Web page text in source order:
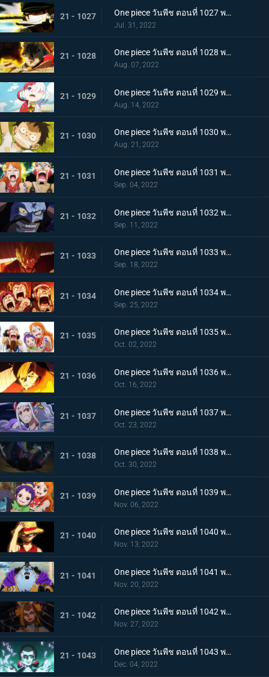
21 - 1027 One piece วันพีช ตอนที่ 1027 พากย์ไทย ปกป้องลูฟี่ไว้! วิชาดาบของโซโลกับลอว์
Jul. 31, 2022
21 - 1028 One piece วันพีช ตอนที่ 1028 พากย์ไทย ก้ามข้ามสี่จักรพรรดิสิ หมัดเหล็กโต้กลับของลูฟี่
Aug. 07, 2022
21 - 1029 One piece วันพีช ตอนที่ 1029 พากย์ไทย ความทรงจำลางเลือน ลูฟี่กับอูตะลูกสาวของผมแดง
Aug. 14, 2022
21 - 1030 One piece วันพีช ตอนที่ 1030 พากย์ไทย คำสาบานต่อยุคสมัยใหม่! ลูฟี่กับอูตะ
Aug. 21, 2022
21 - 1031 One piece วันพีช ตอนที่ 1031 พากย์ไทย นามิตะโกนสุดเสียง เดธเรซแบบจนตรอก
Sep. 04, 2022
21 - 1032 One piece วันพีช ตอนที่ 1032 พากย์ไทย รุ่งอรุณของแคว้นวะ ทุกด้านประจันหน้าสุดเดือด
Sep. 11, 2022
21 - 1033 One piece วันพีช ตอนที่ 1033 พากย์ไทย ชี้ขาด หมัดราชันย์เร่งความเร็วของลูฟี่
Sep. 18, 2022
21 - 1034 One piece วันพีช ตอนที่ 1034 พากย์ไทย ลูฟี่พ่ายแพ้! กลุ่มหมวกฟางตกที่นั่งลำบาก
Sep. 25, 2022
21 - 1035 One piece วันพีช ตอนที่ 1035 พากย์ไทย ร้อยอสูรเหยียบย่ำ สิ้นสมัยตระกูลโคสึกิ
Oct. 02, 2022
21 - 1036 One piece วันพีช ตอนที่ 1036 พากย์ไทย ต่อต้านคืนมืดมิด โชกุนใหญ่แคว้นวะกู่ก้อง
Oct. 16, 2022
21 - 1037 One piece วันพีช ตอนที่ 1037 พากย์ไทย เชื่อในลูฟี่สิ! พันธมิตรเปิดฉากโต้กลับ
Oct. 23, 2022
21 - 1038 One piece วันพีช ตอนที่ 1038 พากย์ไทย ท่าไม้ตายของนามิ! ศึกเสี่ยงตายของโอทามะ
Oct. 30, 2022
21 - 1039 One piece วันพีช ตอนที่ 1039 พากย์ไทย พวกพ้องเพิ่มพรวด กลุ่มหมวกฟางโต้กลับ
Nov. 06, 2022
21 - 1040 One piece วันพีช ตอนที่ 1040 พากย์ไทย ความภาคภูมิใจของนายท้าย จินเบเดือดจัด!
Nov. 13, 2022
21 - 1041 One piece วันพีช ตอนที่ 1041 พากย์ไทย ยอดศึกตัดสินสัตว์ประหลาด! ยามาโตะกับแฟรงกี้
Nov. 20, 2022
21 - 1042 One piece วันพีช ตอนที่ 1042 พากย์ไทย กับดักของผู้ล่า การยั่วยวนของแบล็คมาเรีย
Nov. 27, 2022
21 - 1043 One piece วันพีช ตอนที่ 1043 พากย์ไทย สะบั้นฝันร้าย บรู๊คดึงดาบน้ำแข็งออกจากฝัก
Dec. 04, 2022